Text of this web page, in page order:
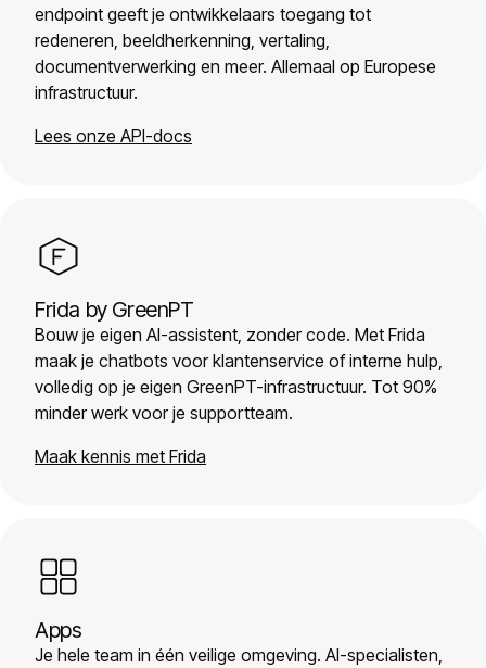
endpoint geeft je ontwikkelaars toegang tot
redeneren, beeldherkenning, vertaling,
documentverwerking en meer. Allemaal op Europese
infrastructuur.
Lees onze API-docs
Frida by GreenPT
Bouw je eigen AI-assistent, zonder code. Met Frida
maak je chatbots voor klantenservice of interne hulp,
volledig op je eigen GreenPT-infrastructuur. Tot 90%
minder werk voor je supportteam.
Maak kennis met Frida
Apps
Je hele team in één veilige omgeving. AI-specialisten,